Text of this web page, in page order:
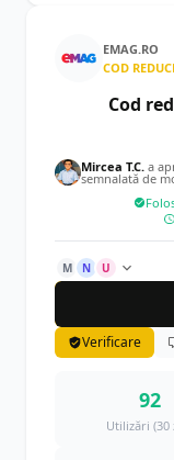
EMAG.RO
COD
Cod
Mircea T.C. a
semnalată de
M N U
Verificare
92
Utilizări (30